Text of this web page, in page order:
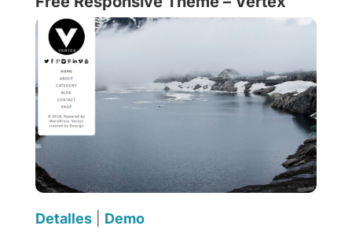
Detalles| Demo